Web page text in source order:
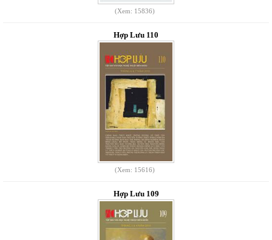
(Xem: 15836)
Hợp Lưu 110
(Xem: 15616)
Hợp Lưu 109